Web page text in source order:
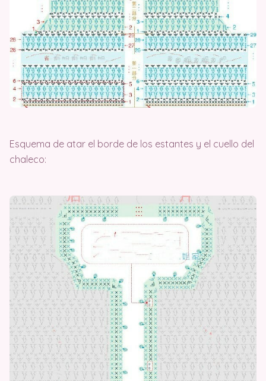
Esquema de atar el borde de los estantes y el cuello del
chaleco: